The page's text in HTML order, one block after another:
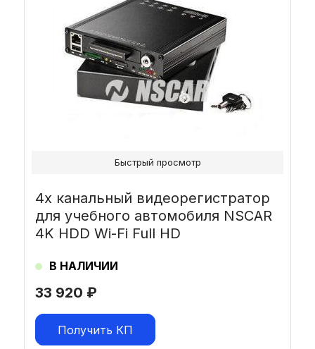
33 920 ₽
4х канальный видеорегистратор
для учебного автомобиля NSCAR
4K HDD Wi-Fi Full HD
В НАЛИЧИИ
Получить КП
Быстрый просмотр